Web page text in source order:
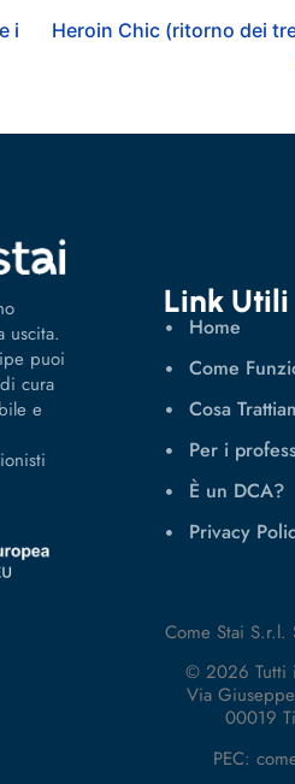
i
Heroin Chic (ritorno dei
uscita.
puoi
cura
e
Link Utili
Home
Come
Cosa
Per i
È un DCA?
Privacy
Come Stai S.r.l.
© 2026 Tutti
Via
00019
PEC: